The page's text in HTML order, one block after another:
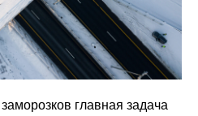
главная задача